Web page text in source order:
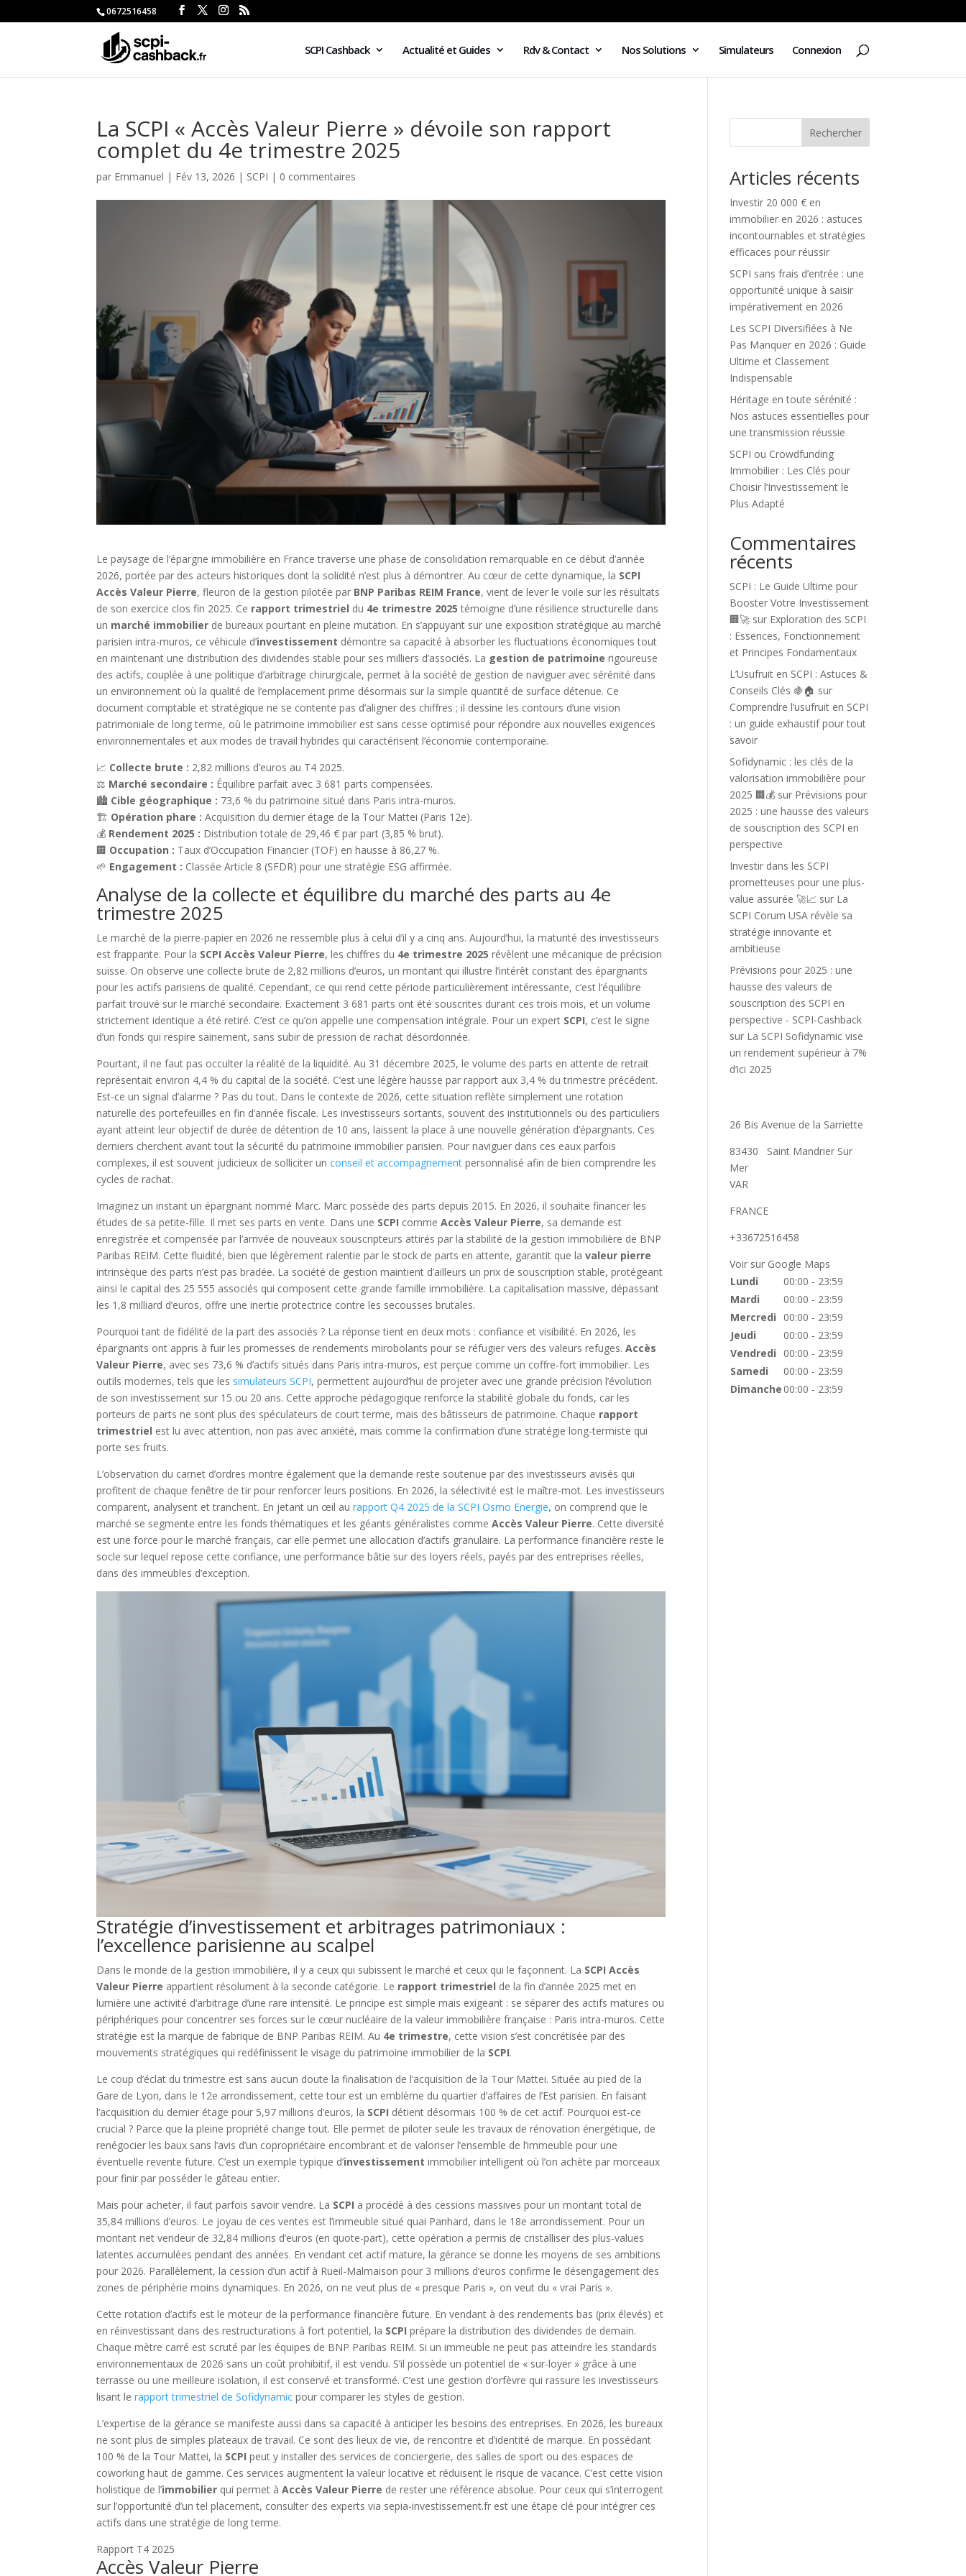
0672516458
SCPI Cashback Actualité et Guides Rdv & Contact Nos Solutions Simulateurs Connexion
La SCPI « Accès Valeur Pierre » dévoile son rapport
complet du 4e trimestre 2025
par Emmanuel | Fév 13, 2026 | SCPI | 0 commentaires
Le paysage de l’épargne immobilière en France traverse une phase de consolidation remarquable en ce début d’année
2026, portée par des acteurs historiques dont la solidité n’est plus à démontrer. Au cœur de cette dynamique, la SCPI
Accès Valeur Pierre, fleuron de la gestion pilotée par BNP Paribas REIM France, vient de lever le voile sur les résultats
de son exercice clos fin 2025. Ce rapport trimestriel du 4e trimestre 2025 témoigne d’une résilience structurelle dans
un marché immobilier de bureaux pourtant en pleine mutation. En s’appuyant sur une exposition stratégique au marché
parisien intra-muros, ce véhicule d’investissement démontre sa capacité à absorber les fluctuations économiques tout
en maintenant une distribution des dividendes stable pour ses milliers d’associés. La gestion de patrimoine rigoureuse
des actifs, couplée à une politique d’arbitrage chirurgicale, permet à la société de gestion de naviguer avec sérénité dans
un environnement où la qualité de l’emplacement prime désormais sur la simple quantité de surface détenue. Ce
document comptable et stratégique ne se contente pas d’aligner des chiffres ; il dessine les contours d’une vision
patrimoniale de long terme, où le patrimoine immobilier est sans cesse optimisé pour répondre aux nouvelles exigences
environnementales et aux modes de travail hybrides qui caractérisent l’économie contemporaine.
📈 Collecte brute : 2,82 millions d’euros au T4 2025.
⚖️ Marché secondaire : Équilibre parfait avec 3 681 parts compensées.
🏙️ Cible géographique : 73,6 % du patrimoine situé dans Paris intra-muros.
🏗️ Opération phare : Acquisition du dernier étage de la Tour Mattei (Paris 12e).
💰 Rendement 2025 : Distribution totale de 29,46 € par part (3,85 % brut).
🏢 Occupation : Taux d’Occupation Financier (TOF) en hausse à 86,27 %.
🌱 Engagement : Classée Article 8 (SFDR) pour une stratégie ESG affirmée.
Analyse de la collecte et équilibre du marché des parts au 4e
trimestre 2025
Le marché de la pierre-papier en 2026 ne ressemble plus à celui d’il y a cinq ans. Aujourd’hui, la maturité des investisseurs
est frappante. Pour la SCPI Accès Valeur Pierre, les chiffres du 4e trimestre 2025 révèlent une mécanique de précision
suisse. On observe une collecte brute de 2,82 millions d’euros, un montant qui illustre l’intérêt constant des épargnants
pour les actifs parisiens de qualité. Cependant, ce qui rend cette période particulièrement intéressante, c’est l’équilibre
parfait trouvé sur le marché secondaire. Exactement 3 681 parts ont été souscrites durant ces trois mois, et un volume
strictement identique a été retiré. C’est ce qu’on appelle une compensation intégrale. Pour un expert SCPI, c’est le signe
d’un fonds qui respire sainement, sans subir de pression de rachat désordonnée.
Pourtant, il ne faut pas occulter la réalité de la liquidité. Au 31 décembre 2025, le volume des parts en attente de retrait
représentait environ 4,4 % du capital de la société. C’est une légère hausse par rapport aux 3,4 % du trimestre précédent.
Est-ce un signal d’alarme ? Pas du tout. Dans le contexte de 2026, cette situation reflète simplement une rotation
naturelle des portefeuilles en fin d’année fiscale. Les investisseurs sortants, souvent des institutionnels ou des particuliers
ayant atteint leur objectif de durée de détention de 10 ans, laissent la place à une nouvelle génération d’épargnants. Ces
derniers cherchent avant tout la sécurité du patrimoine immobilier parisien. Pour naviguer dans ces eaux parfois
complexes, il est souvent judicieux de solliciter unconseil et accompagnement personnalisé afin de bien comprendre les
cycles de rachat.
Imaginez un instant un épargnant nommé Marc. Marc possède des parts depuis 2015. En 2026, il souhaite financer les
études de sa petite-fille. Il met ses parts en vente. Dans une SCPI commeAccès Valeur Pierre, sa demande est
enregistrée et compensée par l’arrivée de nouveaux souscripteurs attirés par la stabilité de la gestion immobilière de BNP
Paribas REIM. Cette fluidité, bien que légèrement ralentie par le stock de parts en attente, garantit que lavaleur pierre
intrinsèque des parts n’est pas bradée. La société de gestion maintient d’ailleurs un prix de souscription stable, protégeant
ainsi le capital des 25 555 associés qui composent cette grande famille immobilière. La capitalisation massive, dépassant
les 1,8 milliard d’euros, offre une inertie protectrice contre les secousses brutales.
Pourquoi tant de fidélité de la part des associés ? La réponse tient en deux mots : confiance et visibilité. En 2026, les
épargnants ont appris à fuir les promesses de rendements mirobolants pour se réfugier vers des valeurs refuges.Accès
Valeur Pierre, avec ses 73,6 % d’actifs situés dans Paris intra-muros, est perçue comme un coffre-fort immobilier. Les
outils modernes, tels que les simulateurs SCPI, permettent aujourd’hui de projeter avec une grande précision l’évolution
de son investissement sur 15 ou 20 ans. Cette approche pédagogique renforce la stabilité globale du fonds, car les
porteurs de parts ne sont plus des spéculateurs de court terme, mais des bâtisseurs de patrimoine. Chaque rapport
trimestriel est lu avec attention, non pas avec anxiété, mais comme la confirmation d’une stratégie long-termiste qui
porte ses fruits.
L’observation du carnet d’ordres montre également que la demande reste soutenue par des investisseurs avisés qui
profitent de chaque fenêtre de tir pour renforcer leurs positions. En 2026, la sélectivité est le maître-mot. Les investisseurs
comparent, analysent et tranchent. En jetant un œil aurapport Q4 2025 de la SCPI Osmo Energie, on comprend que le
marché se segmente entre les fonds thématiques et les géants généralistes commeAccès Valeur Pierre. Cette diversité
est une force pour le marché français, car elle permet une allocation d’actifs granulaire. La performance financière reste le
socle sur lequel repose cette confiance, une performance bâtie sur des loyers réels, payés par des entreprises réelles,
dans des immeubles d’exception.
Stratégie d’investissement et arbitrages patrimoniaux :
l’excellence parisienne au scalpel
Dans le monde de la gestion immobilière, il y a ceux qui subissent le marché et ceux qui le façonnent. La SCPI Accès
Valeur Pierre appartient résolument à la seconde catégorie. Le rapport trimestriel de la fin d’année 2025 met en
lumière une activité d’arbitrage d’une rare intensité. Le principe est simple mais exigeant : se séparer des actifs matures ou
périphériques pour concentrer ses forces sur le cœur nucléaire de la valeur immobilière française : Paris intra-muros. Cette
stratégie est la marque de fabrique de BNP Paribas REIM. Au 4e trimestre, cette vision s’est concrétisée par des
mouvements stratégiques qui redéfinissent le visage du patrimoine immobilier de la SCPI.
Le coup d’éclat du trimestre est sans aucun doute la finalisation de l’acquisition de la Tour Mattei. Située au pied de la
Gare de Lyon, dans le 12e arrondissement, cette tour est un emblème du quartier d’affaires de l’Est parisien. En faisant
l’acquisition du dernier étage pour 5,97 millions d’euros, la SCPI détient désormais 100 % de cet actif. Pourquoi est-ce
crucial ? Parce que la pleine propriété change tout. Elle permet de piloter seule les travaux de rénovation énergétique, de
renégocier les baux sans l’avis d’un copropriétaire encombrant et de valoriser l’ensemble de l’immeuble pour une
éventuelle revente future. C’est un exemple typique d’investissement immobilier intelligent où l’on achète par morceaux
pour finir par posséder le gâteau entier.
Mais pour acheter, il faut parfois savoir vendre. La SCPI a procédé à des cessions massives pour un montant total de
35,84 millions d’euros. Le joyau de ces ventes est l’immeuble situé quai Panhard, dans le 18e arrondissement. Pour un
montant net vendeur de 32,84 millions d’euros (en quote-part), cette opération a permis de cristalliser des plus-values
latentes accumulées pendant des années. En vendant cet actif mature, la gérance se donne les moyens de ses ambitions
pour 2026. Parallèlement, la cession d’un actif à Rueil-Malmaison pour 3 millions d’euros confirme le désengagement des
zones de périphérie moins dynamiques. En 2026, on ne veut plus de « presque Paris », on veut du « vrai Paris ».
Cette rotation d’actifs est le moteur de la performance financière future. En vendant à des rendements bas (prix élevés) et
en réinvestissant dans des restructurations à fort potentiel, la SCPI prépare la distribution des dividendes de demain.
Chaque mètre carré est scruté par les équipes de BNP Paribas REIM. Si un immeuble ne peut pas atteindre les standards
environnementaux de 2026 sans un coût prohibitif, il est vendu. S’il possède un potentiel de « sur-loyer » grâce à une
terrasse ou une meilleure isolation, il est conservé et transformé. C’est une gestion d’orfèvre qui rassure les investisseurs
lisant lerapport trimestriel de Sofidynamic pour comparer les styles de gestion.
L’expertise de la gérance se manifeste aussi dans sa capacité à anticiper les besoins des entreprises. En 2026, les bureaux
ne sont plus de simples plateaux de travail. Ce sont des lieux de vie, de rencontre et d’identité de marque. En possédant
100 % de la Tour Mattei, la SCPI peut y installer des services de conciergerie, des salles de sport ou des espaces de
coworking haut de gamme. Ces services augmentent la valeur locative et réduisent le risque de vacance. C’est cette vision
holistique de l’immobilier qui permet àAccès Valeur Pierre de rester une référence absolue. Pour ceux qui s’interrogent
sur l’opportunité d’un tel placement, consulter des experts via sepia-investissement.fr est une étape clé pour intégrer ces
actifs dans une stratégie de long terme.
Rapport T4 2025
Accès Valeur Pierre
Rechercher
Articles récents
Investir 20 000 € en
immobilier en 2026 : astuces
incontournables et stratégies
efficaces pour réussir
SCPI sans frais d’entrée : une
opportunité unique à saisir
impérativement en 2026
Les SCPI Diversifiées à Ne
Pas Manquer en 2026 : Guide
Ultime et Classement
Indispensable
Héritage en toute sérénité :
Nos astuces essentielles pour
une transmission réussie
SCPI ou Crowdfunding
Immobilier : Les Clés pour
Choisir l’Investissement le
Plus Adapté
Commentaires
récents
SCPI : Le Guide Ultime pour
Booster Votre Investissement
🏢🚀 sur Exploration des SCPI
: Essences, Fonctionnement
et Principes Fondamentaux
L’Usufruit en SCPI : Astuces &
Conseils Clés 🍇🏠 sur
Comprendre l’usufruit en SCPI
: un guide exhaustif pour tout
savoir
Sofidynamic : les clés de la
valorisation immobilière pour
2025 🏢💰 sur Prévisions pour
2025 : une hausse des valeurs
de souscription des SCPI en
perspective
Investir dans les SCPI
prometteuses pour une plus-
value assurée 🚀📈 sur La
SCPI Corum USA révèle sa
stratégie innovante et
ambitieuse
Prévisions pour 2025 : une
hausse des valeurs de
souscription des SCPI en
perspective - SCPI-Cashback
sur La SCPI Sofidynamic vise
un rendement supérieur à 7%
d’ici 2025
26 Bis Avenue de la Sarriette
83430
Saint Mandrier Sur
Mer
VAR
FRANCE
+33672516458
Voir sur Google Maps
Lundi
00:00 - 23:59
Mardi
00:00 - 23:59
Mercredi
00:00 - 23:59
Jeudi
00:00 - 23:59
Vendredi
00:00 - 23:59
Samedi
00:00 - 23:59
Dimanche 00:00 - 23:59